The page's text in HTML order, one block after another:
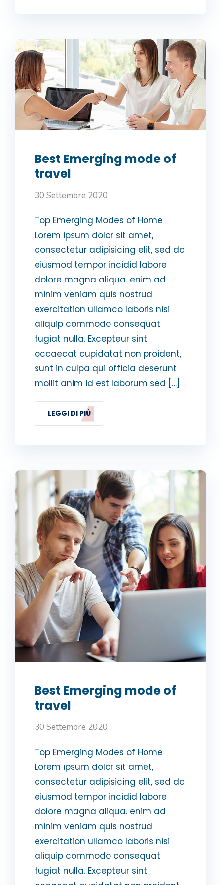
Best Emerging mode of
travel
30 Settembre 2020
Top Emerging Modes of Home
Lorem ipsum dolor sit amet,
consectetur adipisicing elit, sed do
eiusmod tempor incidid labore
dolore magna aliqua. enim ad
minim veniam quis nostrud
exercitation ullamco laboris nisi
aliquip commodo consequat
fugiat nulla. Excepteur sint
occaecat cupidatat non proident,
sunt in culpa qui officia deserunt
mollit anim id est laborum sed […]
LEGGI DI PIÙ
Best Emerging mode of
travel
30 Settembre 2020
Top Emerging Modes of Home
Lorem ipsum dolor sit amet,
consectetur adipisicing elit, sed do
eiusmod tempor incidid labore
dolore magna aliqua. enim ad
minim veniam quis nostrud
exercitation ullamco laboris nisi
aliquip commodo consequat
fugiat nulla. Excepteur sint